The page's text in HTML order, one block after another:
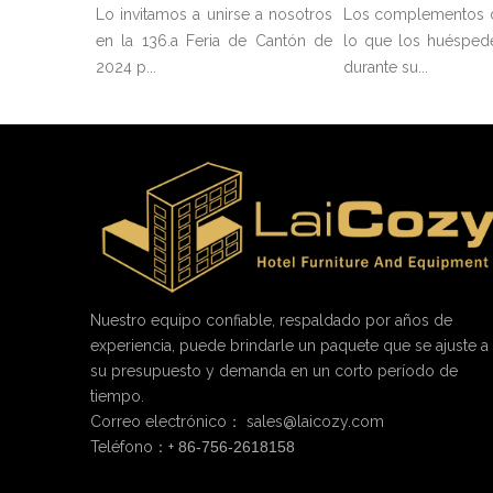
Lo invitamos a unirse a nosotros
en la 136.a Feria de Cantón de
2024 p...
Los complementos
lo que los
durante su...
Nuestro equipo confiable, respaldado por años de
experiencia, puede brindarle un paquete que se ajuste a
su presupuesto y demanda en un corto período de
tiempo.
Correo electrónico： sales@laicozy.com
Teléfono：+ 86-756-2618158